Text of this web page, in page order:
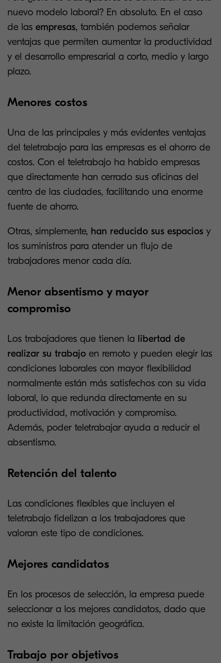
nuevo modelo laboral? En absoluto. En el caso
de las empresas, también podemos señalar
ventajas que permiten aumentar la productividad
y el desarrollo empresarial a corto, medio y largo
plazo.
Menores costos
Una de las principales y más evidentes ventajas
del teletrabajo para las empresas es el ahorro de
costos. Con el teletrabajo ha habido empresas
que directamente han cerrado sus oficinas del
centro de las ciudades, facilitando una enorme
fuente de ahorro.
Otras, simplemente, han reducido sus espacios y
los suministros para atender un flujo de
trabajadores menor cada día.
Menor absentismo y mayor
compromiso
Los trabajadores que tienen la libertad de
realizar su trabajo en remoto y pueden elegir las
condiciones laborales con mayor flexibilidad
normalmente están más satisfechos con su vida
laboral, lo que redunda directamente en su
productividad, motivación y compromiso.
Además, poder teletrabajar ayuda a reducir el
absentismo.
Retención del talento
Las condiciones flexibles que incluyen el
teletrabajo fidelizan a los trabajadores que
valoran este tipo de condiciones.
Mejores candidatos
En los procesos de selección, la empresa puede
seleccionar a los mejores candidatos, dado que
no existe la limitación geográfica.
Trabajo por objetivos